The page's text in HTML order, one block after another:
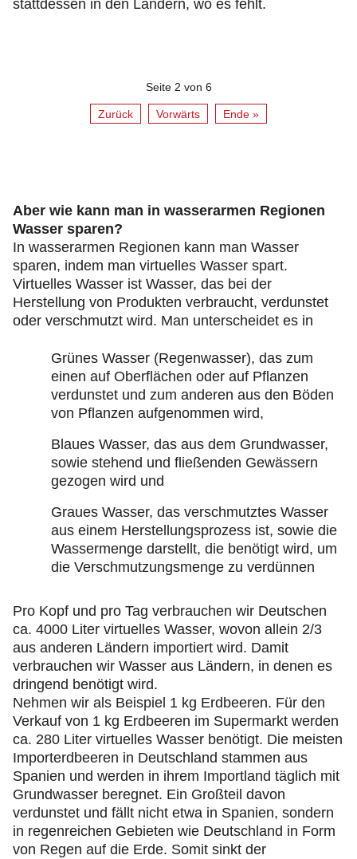
stattdessen in den Ländern, wo es fehlt.
Seite 2 von 6
Zurück Vorwärts Ende »
Aber wie kann man in wasserarmen Regionen
Wasser sparen?
In wasserarmen Regionen kann man Wasser
sparen, indem man virtuelles Wasser spart.
Virtuelles Wasser ist Wasser, das bei der
Herstellung von Produkten verbraucht, verdunstet
oder verschmutzt wird. Man unterscheidet es in
Grünes Wasser (Regenwasser), das zum
einen auf Oberflächen oder auf Pflanzen
verdunstet und zum anderen aus den Böden
von Pflanzen aufgenommen wird,
Blaues Wasser, das aus dem Grundwasser,
sowie stehend und fließenden Gewässern
gezogen wird und
Graues Wasser, das verschmutztes Wasser
aus einem Herstellungsprozess ist, sowie die
Wassermenge darstellt, die benötigt wird, um
die Verschmutzungsmenge zu verdünnen
Pro Kopf und pro Tag verbrauchen wir Deutschen
ca. 4000 Liter virtuelles Wasser, wovon allein 2/3
aus anderen Ländern importiert wird. Damit
verbrauchen wir Wasser aus Ländern, in denen es
dringend benötigt wird.
Nehmen wir als Beispiel 1 kg Erdbeeren. Für den
Verkauf von 1 kg Erdbeeren im Supermarkt werden
ca. 280 Liter virtuelles Wasser benötigt. Die meisten
Importerdbeeren in Deutschland stammen aus
Spanien und werden in ihrem Importland täglich mit
Grundwasser beregnet. Ein Großteil davon
verdunstet und fällt nicht etwa in Spanien, sondern
in regenreichen Gebieten wie Deutschland in Form
von Regen auf die Erde. Somit sinkt der